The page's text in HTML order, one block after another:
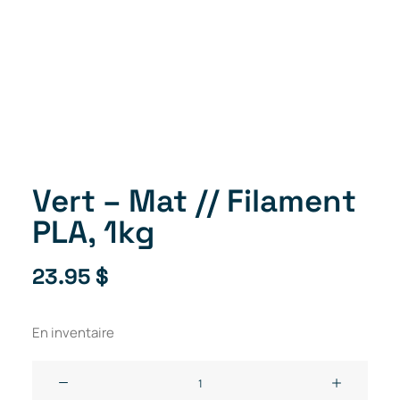
Vert – Mat // Filament
PLA, 1kg
23.95$
En inventaire